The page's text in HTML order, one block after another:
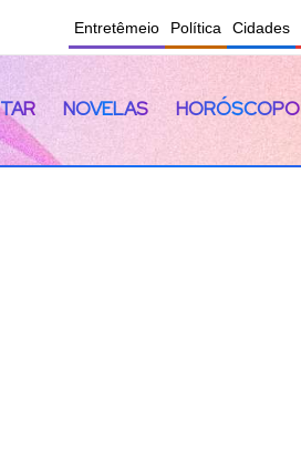
Entretêmeio Política Cidades
NOVELAS HORÓSCOPO